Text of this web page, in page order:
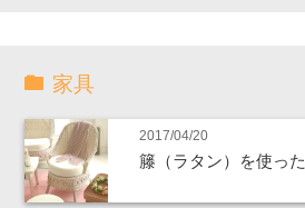
家具
2017/04/20
籐（ラタン）を使っ